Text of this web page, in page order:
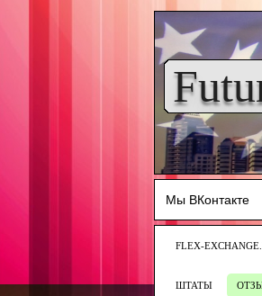
Мы ВКонтакте
FLEX-
ШТАТЫ